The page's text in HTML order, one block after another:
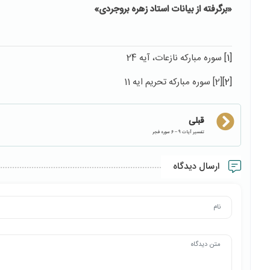
«برگرفته از بیانات استاد زهره بروجردی»
[1] سوره مبارکه نازعات، آیه 24
[2] [2] سوره مبارکه تحریم ایه 11
قبلی
تفسیر آیات 9 – 6 سوره فجر
ارسال دیدگاه